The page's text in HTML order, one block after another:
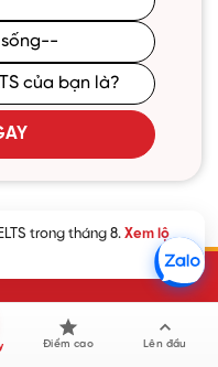
Điểm cao Lên đầu
trong tháng 8. Xem lộ